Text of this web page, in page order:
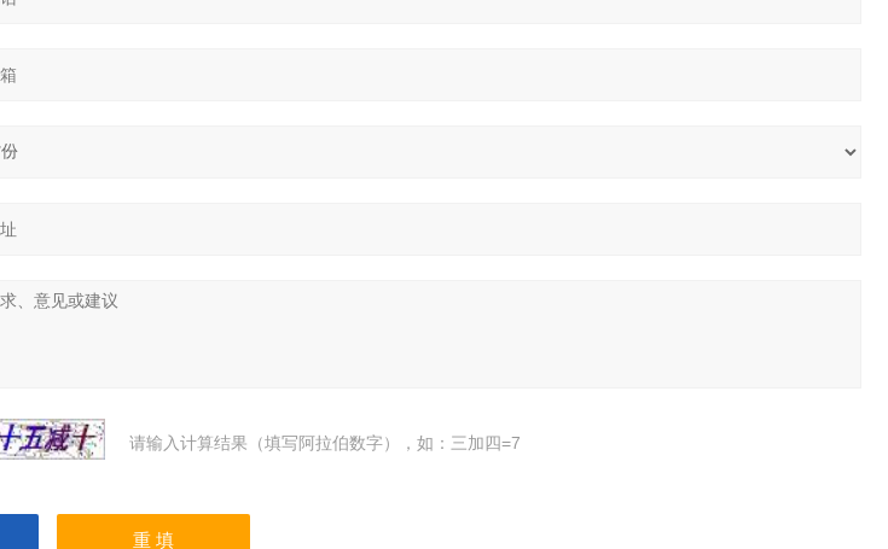
请输入计算结果（填写阿拉伯数字），如：三加四=7